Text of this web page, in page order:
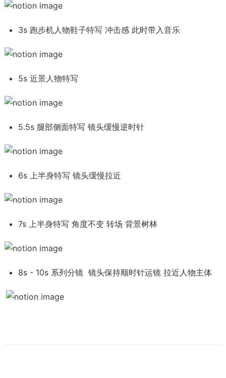
3s 跑步机人物鞋子特写 冲击感 此时带入音乐
5s 近景人物特写
5.5s 腿部侧面特写 镜头缓慢逆时针
6s 上半身特写 镜头缓慢拉近
7s 上半身特写 角度不变 转场 背景树林
8s - 10s 系列分镜  镜头保持顺时针运镜 拉近人物主体